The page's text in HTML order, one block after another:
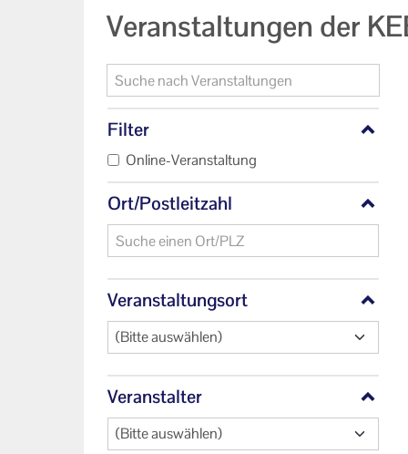
Veranstaltungen der
Filter
Online-Veranstaltung
Ort/Postleitzahl
Veranstaltungsort
(Bitte auswählen)
Veranstalter
(Bitte auswählen)